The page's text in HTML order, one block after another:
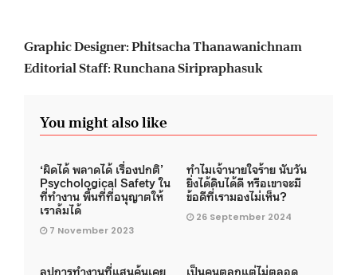
Graphic Designer: Phitsacha Thanawanichnam
Editorial Staff: Runchana Siripraphasuk
You might also like
‘ผิดได้ พลาดได้ เรื่องปกติ’
Psychological Safety ใน
ที่ทำงาน พื้นที่ที่อนุญาตให้
เราล้มได้
7 November 2023
ทำไมเจ้านายใจร้าย นับวัน
ยิ่งได้ดิบได้ดี หรือเขาจะมี
ข้อดีที่เรามองไม่เห็น?
26 September 2024
ลูปการทำงานที่แสนคุ้นเคย
เป็นคนตลกแต่ไม่ตลอด